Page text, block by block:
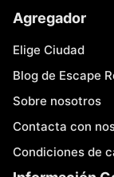
Agregador
Elige Ciudad
Blog de Escape
Sobre nosotros
Contacta con
Condiciones de